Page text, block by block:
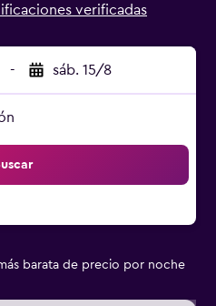
verificadas
- sáb. 15/8
barata de precio por noche